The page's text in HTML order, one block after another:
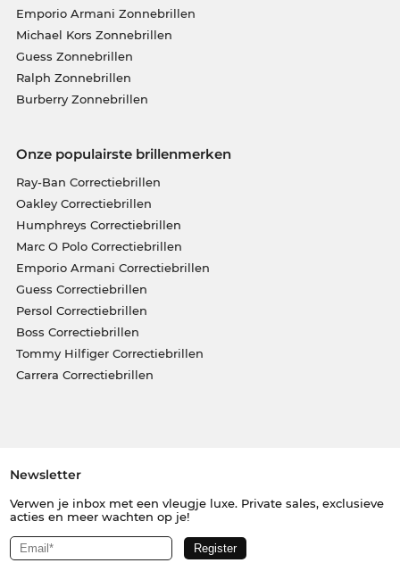
Emporio Armani Zonnebrillen
Michael Kors Zonnebrillen
Guess Zonnebrillen
Ralph Zonnebrillen
Burberry Zonnebrillen
Onze populairste brillenmerken
Ray-Ban Correctiebrillen
Oakley Correctiebrillen
Humphreys Correctiebrillen
Marc O Polo Correctiebrillen
Emporio Armani Correctiebrillen
Guess Correctiebrillen
Persol Correctiebrillen
Boss Correctiebrillen
Tommy Hilfiger Correctiebrillen
Carrera Correctiebrillen
Newsletter
Verwen je inbox met een vleugje luxe. Private sales, exclusieve
acties en meer wachten op je!